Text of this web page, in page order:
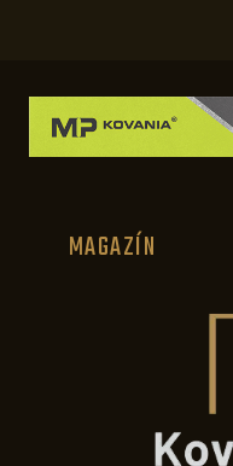
MAGAZÍN